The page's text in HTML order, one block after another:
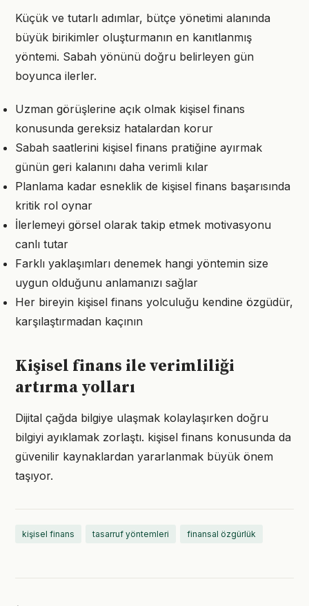
Küçük ve tutarlı adımlar, bütçe yönetimi alanında
büyük birikimler oluşturmanın en kanıtlanmış
yöntemi. Sabah yönünü doğru belirleyen gün
boyunca ilerler.
Uzman görüşlerine açık olmak kişisel finans
konusunda gereksiz hatalardan korur
Sabah saatlerini kişisel finans pratiğine ayırmak
günün geri kalanını daha verimli kılar
Planlama kadar esneklik de kişisel finans başarısında
kritik rol oynar
İlerlemeyi görsel olarak takip etmek motivasyonu
canlı tutar
Farklı yaklaşımları denemek hangi yöntemin size
uygun olduğunu anlamanızı sağlar
Her bireyin kişisel finans yolculuğu kendine özgüdür,
karşılaştırmadan kaçının
Kişisel finans ile verimliliği
artırma yolları
Dijital çağda bilgiye ulaşmak kolaylaşırken doğru
bilgiyi ayıklamak zorlaştı. kişisel finans konusunda da
güvenilir kaynaklardan yararlanmak büyük önem
taşıyor.
kişisel finans tasarruf yöntemleri finansal özgürlük